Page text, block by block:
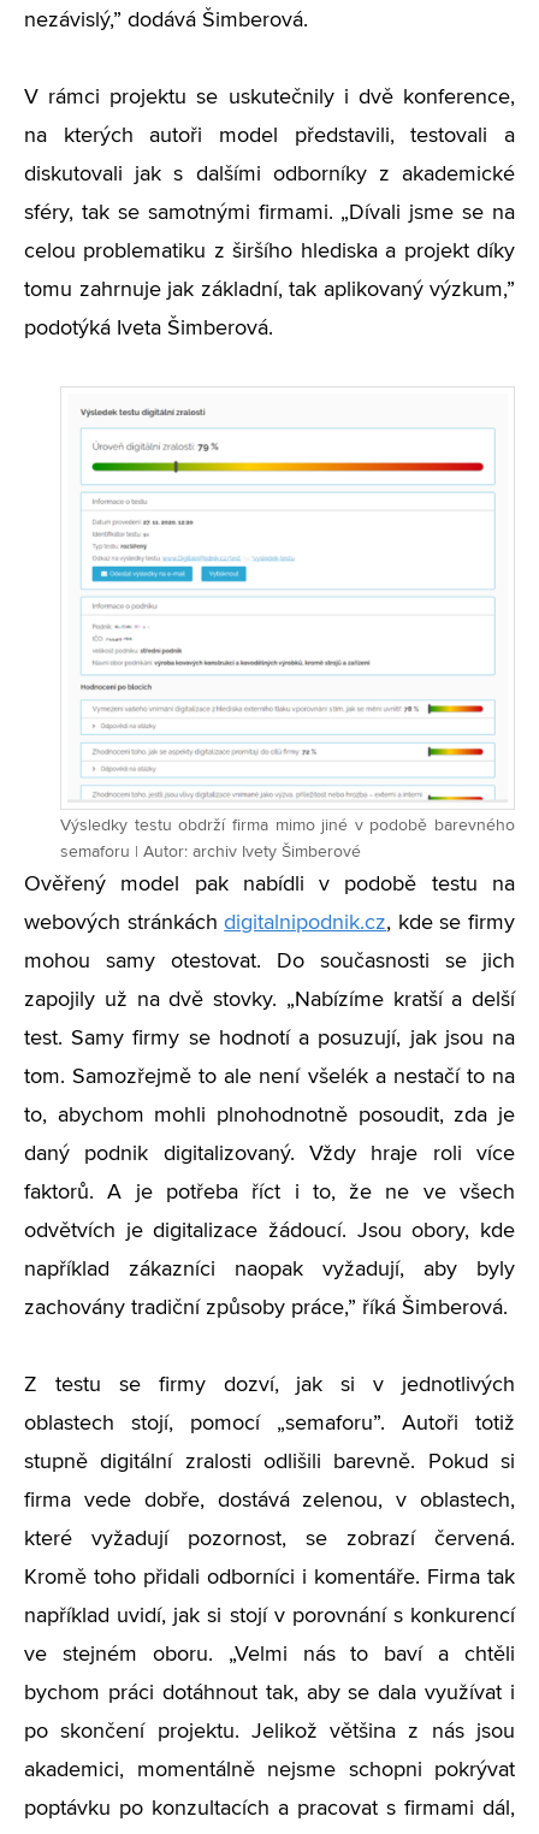
nezávislý,” dodává Šimberová.
V rámci projektu se uskutečnily i dvě konference,
na kterých autoři model představili, testovali a
diskutovali jak s dalšími odborníky z akademické
sféry, tak se samotnými firmami. „Dívali jsme se na
celou problematiku z širšího hlediska a projekt díky
tomu zahrnuje jak základní, tak aplikovaný výzkum,”
podotýká Iveta Šimberová.
Výsledky testu obdrží firma mimo jiné v podobě barevného
semaforu | Autor: archiv Ivety Šimberové
Ověřený model pak nabídli v podobě testu na
webových stránkáchdigitalnipodnik.cz, kde se firmy
mohou samy otestovat. Do současnosti se jich
zapojily už na dvě stovky. „Nabízíme kratší a delší
test. Samy firmy se hodnotí a posuzují, jak jsou na
tom. Samozřejmě to ale není všelék a nestačí to na
to, abychom mohli plnohodnotně posoudit, zda je
daný podnik digitalizovaný. Vždy hraje roli více
faktorů. A je potřeba říct i to, že ne ve všech
odvětvích je digitalizace žádoucí. Jsou obory, kde
například zákazníci naopak vyžadují, aby byly
zachovány tradiční způsoby práce,” říká Šimberová.
Z testu se firmy dozví, jak si v jednotlivých
oblastech stojí, pomocí „semaforu”. Autoři totiž
stupně digitální zralosti odlišili barevně. Pokud si
firma vede dobře, dostává zelenou, v oblastech,
které vyžadují pozornost, se zobrazí červená.
Kromě toho přidali odborníci i komentáře. Firma tak
například uvidí, jak si stojí v porovnání s konkurencí
ve stejném oboru. „Velmi nás to baví a chtěli
bychom práci dotáhnout tak, aby se dala využívat i
po skončení projektu. Jelikož většina z nás jsou
akademici, momentálně nejsme schopni pokrývat
poptávku po konzultacích a pracovat s firmami dál,